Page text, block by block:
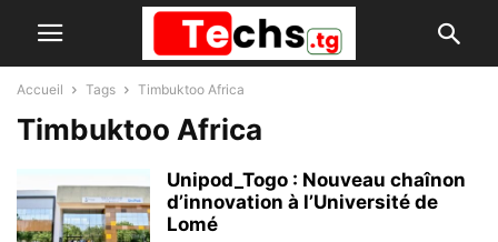
Accueil Tags Timbuktoo Africa
Timbuktoo Africa
Unipod_Togo : Nouveau chaînon
d’innovation à l’Université de
Lomé